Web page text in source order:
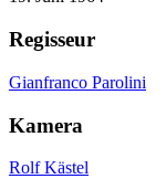
Regisseur
Gianfranco Parolini
Kamera
Rolf Kästel